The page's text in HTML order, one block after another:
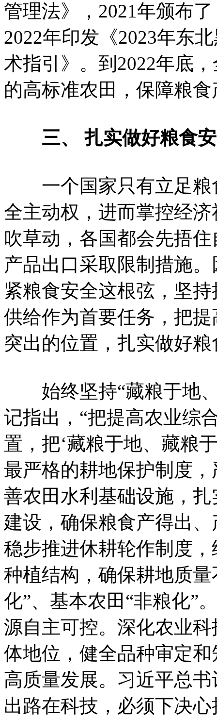
管理法》，2021年颁布
2022年印发《2023年东
术指引》。到2022年底
的高标准农田，保障粮
三、 扎实做好粮食
一个国家只有立足粮
全主动权，进而掌控经
吹草动，各国都会先捂
产品出口采取限制措施
紧粮食安全这根弦，坚
供给作为首要任务，把
突出的位置，扎实做好
始终坚持“藏粮于地、
记指出，“把提高农业综
置，把‘藏粮于地、藏粮
最严格的耕地保护制度
善农田水利基础设施，
建设，确保粮食产得出
稳步推进休耕轮作制度
种植结构，确保耕地质
化”、基本农田“非粮化”
源自主可控。深化农业
体地位，健全品种审定
高质量发展。习近平总
出路在科技，必须下决